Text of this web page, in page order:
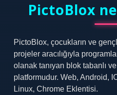
PictoBlox
PictoBlox, çocukların ve
projeler aracılığıyla
olanak tanıyan blok tabanlı
platformudur. Web, Android,
Linux, Chrome Eklentisi.